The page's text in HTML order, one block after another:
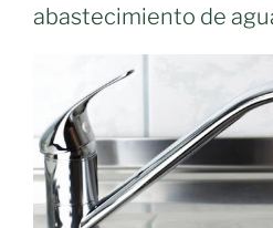
abastecimiento de